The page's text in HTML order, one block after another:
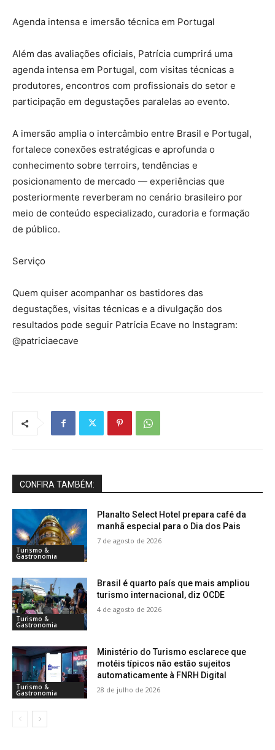
Agenda intensa e imersão técnica em Portugal
Além das avaliações oficiais, Patrícia cumprirá uma
agenda intensa em Portugal, com visitas técnicas a
produtores, encontros com profissionais do setor e
participação em degustações paralelas ao evento.
A imersão amplia o intercâmbio entre Brasil e Portugal,
fortalece conexões estratégicas e aprofunda o
conhecimento sobre terroirs, tendências e
posicionamento de mercado — experiências que
posteriormente reverberam no cenário brasileiro por
meio de conteúdo especializado, curadoria e formação
de público.
Serviço
Quem quiser acompanhar os bastidores das
degustações, visitas técnicas e a divulgação dos
resultados pode seguir Patrícia Ecave no Instagram:
@patriciaecave
CONFIRA TAMBÉM:
Turismo &
Gastronomia
Planalto Select Hotel prepara café da
manhã especial para o Dia dos Pais
7 de agosto de 2026
Turismo &
Gastronomia
Brasil é quarto país que mais ampliou
turismo internacional, diz OCDE
4 de agosto de 2026
Turismo &
Gastronomia
Ministério do Turismo esclarece que
motéis típicos não estão sujeitos
automaticamente à FNRH Digital
28 de julho de 2026